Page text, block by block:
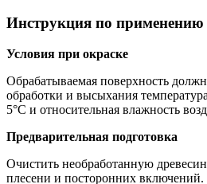
Инструкция по применению
Условия при окраске
Обрабатываемая поверхность
обработки и высыхания
5°С и относительная влажность
Предварительная подготовка
Очистить необработанную
плесени и посторонних включений.